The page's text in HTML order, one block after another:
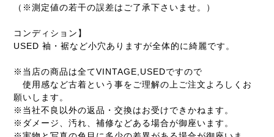
（※測定値の若干の誤差はご了承下さいませ。）
コンディション】
USED 袖・裾など小穴ありますが全体的に綺麗です。
※当店の商品は全てVINTAGE,USEDですので
使用感など古着という事をご理解の上ご注文よろしくお
願いします。
※当社不良以外の返品・交換はお受けできかねます。
※ダメージ、汚れ、補修などある場合が御座います。